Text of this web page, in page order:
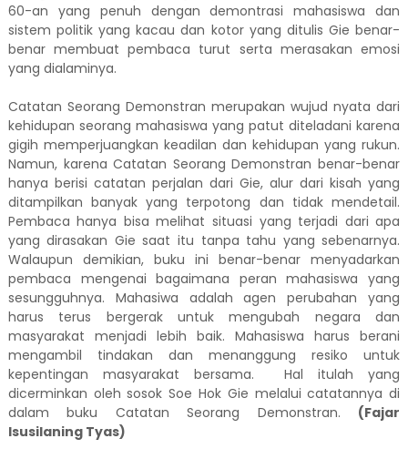
60-an yang penuh dengan demontrasi mahasiswa dan
sistem politik yang kacau dan kotor yang ditulis Gie benar-
benar membuat pembaca turut serta merasakan emosi
yang dialaminya.
Catatan Seorang Demonstran merupakan wujud nyata dari
kehidupan seorang mahasiswa yang patut diteladani karena
gigih memperjuangkan keadilan dan kehidupan yang rukun.
Namun, karena Catatan Seorang Demonstran benar-benar
hanya berisi catatan perjalan dari Gie, alur dari kisah yang
ditampilkan banyak yang terpotong dan tidak mendetail.
Pembaca hanya bisa melihat situasi yang terjadi dari apa
yang dirasakan Gie saat itu tanpa tahu yang sebenarnya.
Walaupun demikian, buku ini benar-benar menyadarkan
pembaca mengenai bagaimana peran mahasiswa yang
sesungguhnya. Mahasiwa adalah agen perubahan yang
harus terus bergerak untuk mengubah negara dan
masyarakat menjadi lebih baik. Mahasiswa harus berani
mengambil tindakan dan menanggung resiko untuk
kepentingan masyarakat bersama. Hal itulah yang
dicerminkan oleh sosok Soe Hok Gie melalui catatannya di
dalam buku Catatan Seorang Demonstran. (Fajar
Isusilaning Tyas)